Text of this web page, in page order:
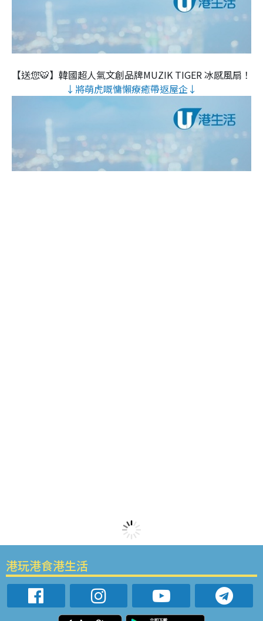
【送您🐯】韓國超人氣文創品牌MUZIK TIGER 冰感風扇！
↓將萌虎嘅慵懶療癒帶返屋企↓
港玩港食港生活